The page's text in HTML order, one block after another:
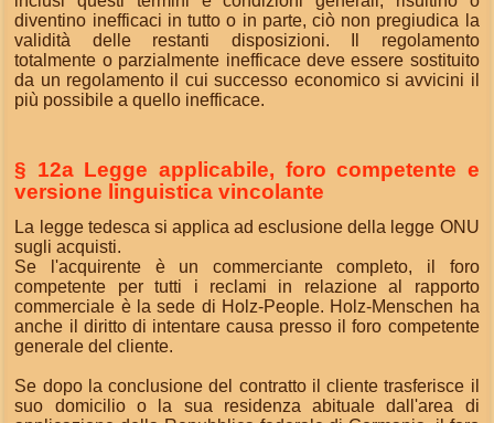
diventino inefficaci in tutto o in parte, ciò non pregiudica la
validità delle restanti disposizioni. Il regolamento
totalmente o parzialmente inefficace deve essere sostituito
da un regolamento il cui successo economico si avvicini il
più possibile a quello inefficace.
§ 12a Legge applicabile, foro competente e
versione linguistica vincolante
La legge tedesca si applica ad esclusione della legge ONU
sugli acquisti.
Se l'acquirente è un commerciante completo, il foro
competente per tutti i reclami in relazione al rapporto
commerciale è la sede di Holz-People. Holz-Menschen ha
anche il diritto di intentare causa presso il foro competente
generale del cliente.
Se dopo la conclusione del contratto il cliente trasferisce il
suo domicilio o la sua residenza abituale dall'area di